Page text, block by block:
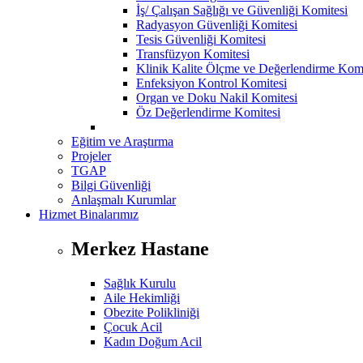
İş/ Çalışan Sağlığı ve Güvenliği Komitesi
Radyasyon Güvenliği Komitesi
Tesis Güvenliği Komitesi
Transfüzyon Komitesi
Klinik Kalite Ölçme ve Değerlendirme
Enfeksiyon Kontrol Komitesi
Organ ve Doku Nakil Komitesi
Öz Değerlendirme Komitesi
Eğitim ve Araştırma
Projeler
TGAP
Bilgi Güvenliği
Anlaşmalı Kurumlar
Hizmet Binalarımız
Merkez Hastane
Sağlık Kurulu
Aile Hekimliği
Obezite Polikliniği
Çocuk Acil
Kadın Doğum Acil